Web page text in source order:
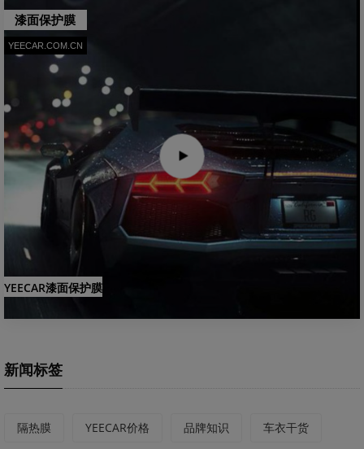
漆面保护膜
YEECAR.COM.CN
YEECAR漆面保护膜
新闻标签
隔热膜 YEECAR价格 品牌知识 车衣干货